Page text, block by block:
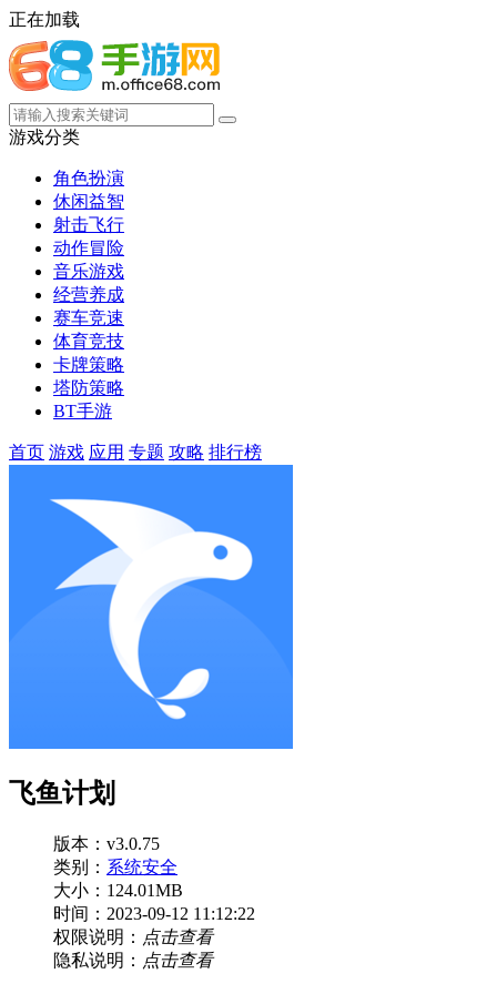
正在加载
游戏分类
角色扮演
休闲益智
射击飞行
动作冒险
音乐游戏
经营养成
赛车竞速
体育竞技
卡牌策略
塔防策略
BT手游
首页 游戏 应用 专题 攻略 排行榜
飞鱼计划
版本：v3.0.75
类别： 系统安全
大小：124.01MB
时间：2023-09-12 11:12:22
权限说明： 点击查看
隐私说明： 点击查看